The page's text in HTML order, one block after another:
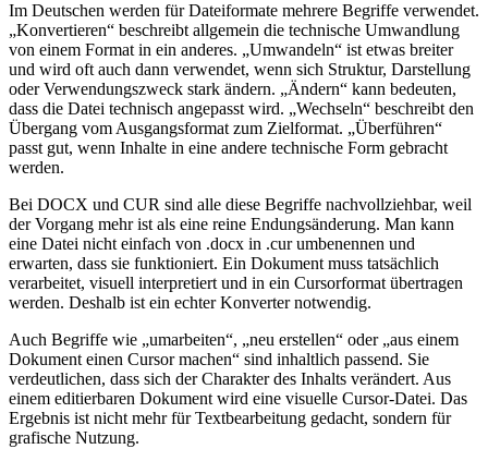
Im Deutschen werden für Dateiformate mehrere Begriffe verwendet.
„Konvertieren“ beschreibt allgemein die technische Umwandlung
von einem Format in ein anderes. „Umwandeln“ ist etwas breiter
und wird oft auch dann verwendet, wenn sich Struktur, Darstellung
oder Verwendungszweck stark ändern. „Ändern“ kann bedeuten,
dass die Datei technisch angepasst wird. „Wechseln“ beschreibt den
Übergang vom Ausgangsformat zum Zielformat. „Überführen“
passt gut, wenn Inhalte in eine andere technische Form gebracht
werden.
Bei DOCX und CUR sind alle diese Begriffe nachvollziehbar, weil
der Vorgang mehr ist als eine reine Endungsänderung. Man kann
eine Datei nicht einfach von .docx in .cur umbenennen und
erwarten, dass sie funktioniert. Ein Dokument muss tatsächlich
verarbeitet, visuell interpretiert und in ein Cursorformat übertragen
werden. Deshalb ist ein echter Konverter notwendig.
Auch Begriffe wie „umarbeiten“, „neu erstellen“ oder „aus einem
Dokument einen Cursor machen“ sind inhaltlich passend. Sie
verdeutlichen, dass sich der Charakter des Inhalts verändert. Aus
einem editierbaren Dokument wird eine visuelle Cursor-Datei. Das
Ergebnis ist nicht mehr für Textbearbeitung gedacht, sondern für
grafische Nutzung.